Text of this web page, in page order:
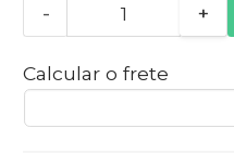
- +
Calcular o frete